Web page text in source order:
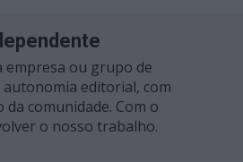
empresa ou grupo de
autonomia editorial, com
comunidade. Com o
o nosso trabalho.